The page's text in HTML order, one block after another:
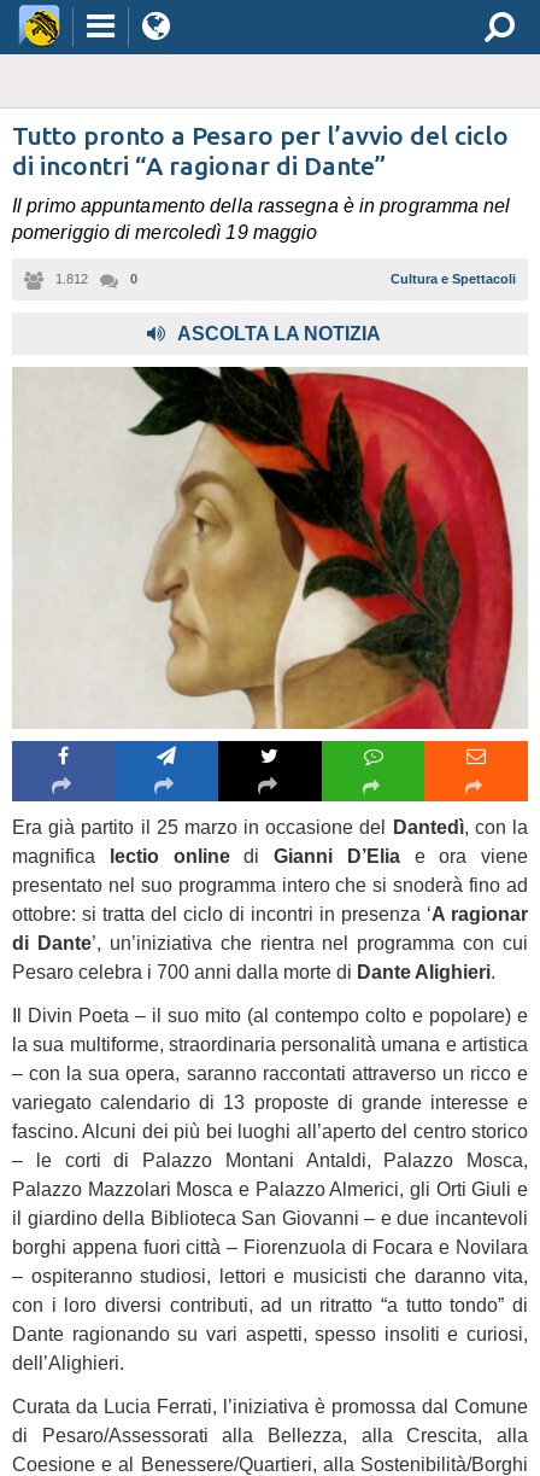
Tutto pronto a Pesaro per l’avvio del ciclo
di incontri “A ragionar di Dante”
Il primo appuntamento della rassegna è in programma nel
pomeriggio di mercoledì 19 maggio
1.812 0 Cultura e Spettacoli
ASCOLTA LA NOTIZIA
Era già partito il 25 marzo in occasione del Dantedì, con la
magnifica
lectio onlinedi Gianni D’Eliae ora viene
presentato nel suo programma intero che si snoderà fino ad
ottobre: si tratta del ciclo di incontri in presenza ‘A ragionar
di Dante’, un’iniziativa che rientra nel programma con cui
Pesaro celebra i 700 anni dalla morte di Dante Alighieri.
Il Divin Poeta – il suo mito (al contempo colto e popolare) e
la sua multiforme, straordinaria personalità umana e artistica
– con la sua opera, saranno raccontati attraverso un ricco e
variegato calendario di 13 proposte di grande interesse e
fascino. Alcuni dei più bei luoghi all’aperto del centro storico
– le corti di Palazzo Montani Antaldi, Palazzo Mosca,
Palazzo Mazzolari Mosca e Palazzo Almerici, gli Orti Giuli e
il giardino della Biblioteca San Giovanni – e due incantevoli
borghi appena fuori città – Fiorenzuola di Focara e Novilara
– ospiteranno studiosi, lettori e musicisti che daranno vita,
con i loro diversi contributi, ad un ritratto “a tutto tondo” di
Dante ragionando su vari aspetti, spesso insoliti e curiosi,
dell’Alighieri.
Curata da Lucia Ferrati, l’iniziativa è promossa dal Comune
di Pesaro/Assessorati alla Bellezza, alla Crescita, alla
Coesione e al Benessere/Quartieri, alla Sostenibilità/Borghi